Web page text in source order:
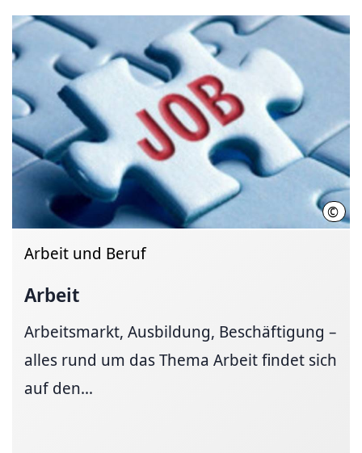
©
Arbeit und Beruf
Arbeit
Arbeitsmarkt, Ausbildung, Beschäftigung –
alles rund um das Thema Arbeit findet sich
auf den...